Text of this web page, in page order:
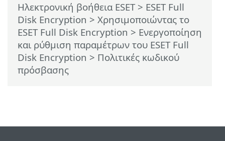
Ηλεκτρονική βοήθεια ESET> ESET Full
Disk Encryption > Χρησιμοποιώντας το
ESET Full Disk Encryption > Ενεργοποίηση
και ρύθμιση παραμέτρων του ESET Full
Disk Encryption > Πολιτικές κωδικού
πρόσβασης